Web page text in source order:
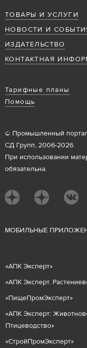
ТОВАРЫ И УСЛУГИ
НОВОСТИ И
ИЗДАТЕЛЬСТВО
КОНТАКТНАЯ
Тарифные планы
Помощь
© Промышленный
СД Групп, 2006-2026.
При использовании
обязательна.
МОБИЛЬНЫЕ
«АПК Эксперт»
«АПК Эксперт.
«ПищеПромЭксперт»
«АПК Эксперт: Животнов
Птицеводство»
«СтройПромЭксперт»